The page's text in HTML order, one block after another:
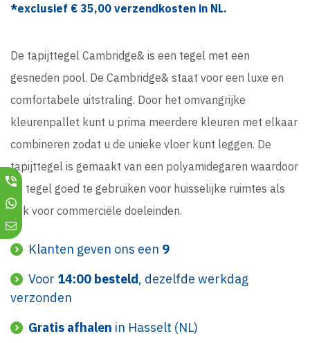
*exclusief € 35,00 verzendkosten in NL.
De tapijttegel Cambridge& is een tegel met een
gesneden pool. De Cambridge& staat voor een luxe en
comfortabele uitstraling. Door het omvangrijke
kleurenpallet kunt u prima meerdere kleuren met elkaar
combineren zodat u de unieke vloer kunt leggen. De
tapijttegel is gemaakt van een polyamidegaren waardoor
de tegel goed te gebruiken voor huisselijke ruimtes als
ook voor commerciële doeleinden.
Klanten geven ons een 9
Voor 14:00 besteld, dezelfde werkdag
verzonden
Gratis afhalen in Hasselt (NL)